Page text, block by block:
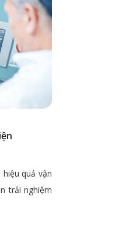
quả vận
trải nghiệm